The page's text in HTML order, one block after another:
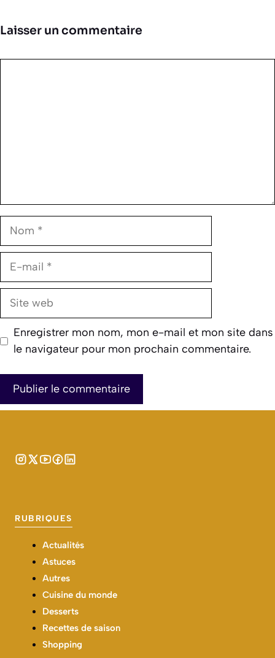
Laisser un commentaire
Nom
E-
Site
Enregistrer mon nom, mon e-mail et mon site dans
le navigateur pour mon prochain commentaire.
RUBRIQUES
Actualités
Astuces
Autres
Cuisine du monde
Desserts
Recettes de saison
Shopping